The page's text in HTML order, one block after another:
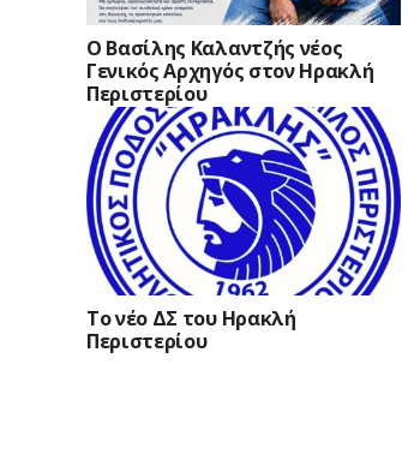
Ο Βασίλης Καλαντζής νέος
Γενικός Αρχηγός στον Ηρακλή
Περιστερίου
Το νέο ΔΣ του Ηρακλή
Περιστερίου